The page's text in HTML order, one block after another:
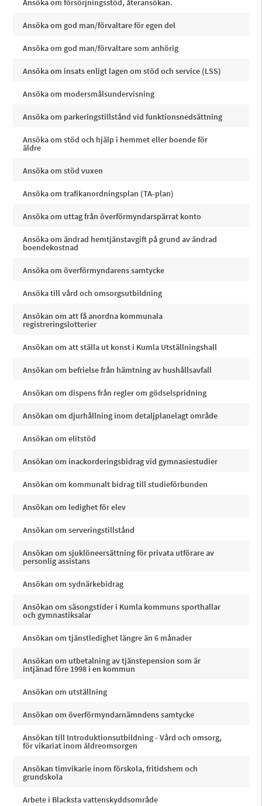
Ansöka om försörjningsstöd, återansökan.
Ansöka om god man/förvaltare för egen del
Ansöka om god man/förvaltare som anhörig
Ansöka om insats enligt lagen om stöd och service (LSS)
Ansöka om modersmålsundervisning
Ansöka om parkeringstillstånd vid funktionsnedsättning
Ansöka om stöd och hjälp i hemmet eller boende för
äldre
Ansöka om stöd vuxen
Ansöka om trafikanordningsplan (TA-plan)
Ansöka om uttag från överförmyndarspärrat konto
Ansöka om ändrad hemtjänstavgift på grund av ändrad
boendekostnad
Ansöka om överförmyndarens samtycke
Ansöka till vård och omsorgsutbildning
Ansökan om att få anordna kommunala
registreringslotterier
Ansökan om att ställa ut konst i Kumla Utställningshall
Ansökan om befrielse från hämtning av hushållsavfall
Ansökan om dispens från regler om gödselspridning
Ansökan om djurhållning inom detaljplanelagt område
Ansökan om elitstöd
Ansökan om inackorderingsbidrag vid gymnasiestudier
Ansökan om kommunalt bidrag till studieförbunden
Ansökan om ledighet för elev
Ansökan om serveringstillstånd
Ansökan om sjuklöneersättning för privata utförare av
personlig assistans
Ansökan om sydnärkebidrag
Ansökan om säsongstider i Kumla kommuns sporthallar
och gymnastiksalar
Ansökan om tjänstledighet längre än 6 månader
Ansökan om utbetalning av tjänstepension som är
intjänad före 1998 i en kommun
Ansökan om utställning
Ansökan om överförmyndarnämndens samtycke
Ansökan till Introduktionsutbildning - Vård och omsorg,
för vikariat inom äldreomsorgen
Ansökan timvikarie inom förskola, fritidshem och
grundskola
Arbete i Blacksta vattenskyddsområde